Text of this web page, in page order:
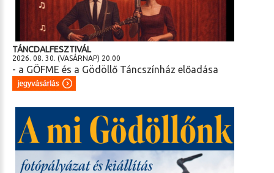
TÁNCDALFESZTIVÁL
2026. 08. 30. (VASÁRNAP) 20.00
- a GÖFME és a Gödöllő Táncszínház előadása